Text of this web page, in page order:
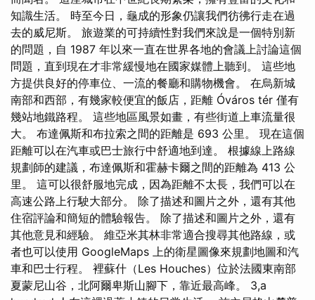
知識生活。 時至今日，龜成的形象仍讓我們彷彿行走在過
去的威尼斯。 旅遊業的可持續性對我們來說是一個特別新
的問題，自 1987 年以來一直在世界各地的會議上討論這個
問題，直到現在才非常緩慢地在國家媒體上聽到。 這些地
方提供良好的停車位、一流的餐廳和購物機會。 在烏新城
南部和西部，有幾家較便宜的飯店，距離 Óváros tér 僅有
幾站地鐵路程。 這些地區風景如畫，有些街道上車流量很
大。 布達佩斯和布拉索之間的距離是 693 公里。 現在這個
距離可以在汽車或巴士旅行中舒適地到達。 根據線上路線
規劃師的建議，布達佩斯和霍赫卡爾之間的距離為 413 公
里。 這可以很舒服地完成，因為距離不太長，我們可以在
高速公路上行駛大部分。 除了描述和圖片之外，還有其他
住宿評論和簡短的體驗報告。 除了描述和圖片之外，還有
其他意見和經驗。 維亞米其林非常適合搜尋其他路線，或
者也可以使用 GoogleMaps 上的衛星圖像來規劃地圖和汽
車和巴士行程。 裡蘇什（Les Houches）位於法國東南部
夏蒙尼山谷，北阿爾卑斯山腳下，靠近最高峰。 3,a